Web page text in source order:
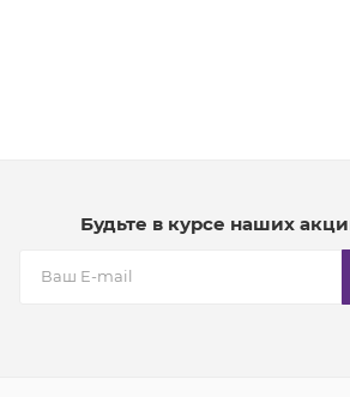
Будьте в курсе наших